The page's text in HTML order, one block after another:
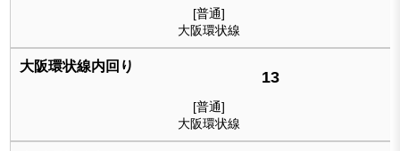
[普通]
大阪環状線
13
[普通]
大阪環状線